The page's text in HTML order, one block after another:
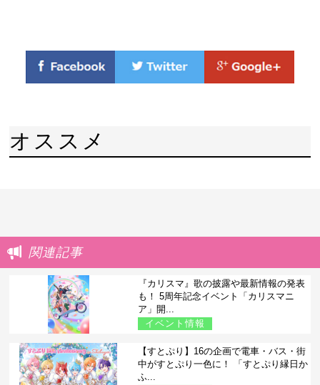
オススメ
関連記事
『カリスマ』歌の披露や最新情報の発表
も！ 5周年記念イベント「カリスマニ
ア」開...
イベント情報
【すとぷり】16の企画で電車・バス・街
中がすとぷり一色に！ 「すとぷり縁日か
ふ...